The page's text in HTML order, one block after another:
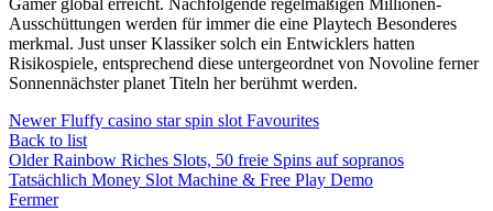
Gamer global erreicht. Nachfolgende regelmäßigen Millionen-
Ausschüttungen werden für immer die eine Playtech Besonderes
merkmal. Just unser Klassiker solch ein Entwicklers hatten
Risikospiele, entsprechend diese untergeordnet von Novoline ferner
Sonnennächster planet Titeln her berühmt werden.
Newer Fluffy casino star spin slot Favourites
Back to list
Older Rainbow Riches Slots, 50 freie Spins auf sopranos
Tatsächlich Money Slot Machine & Free Play Demo
Fermer